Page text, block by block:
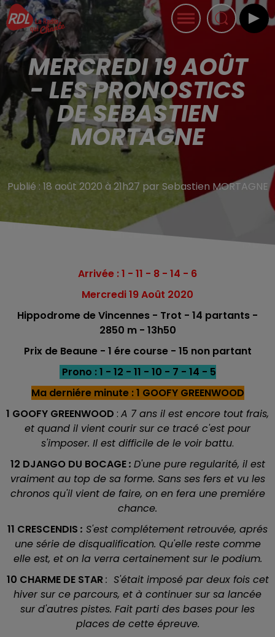
MERCREDI 19 AOÛT
- LES PRONOSTICS
DE SEBASTIEN
MORTAGNE
Publié : 18 août 2020 à 21h27 par Sebastien MORTAGNE
Arrivée : 1 - 11 - 8 - 14 - 6
Mercredi 19 Août 2020
Hippodrome de Vincennes - Trot - 14 partants -
2850 m - 13h50
Prix de Beaune - 1 ére course - 15 non partant
Prono : 1 - 12 - 11 - 10 - 7 - 14 - 5
Ma derniére minute : 1 GOOFY GREENWOOD
1 GOOFY GREENWOOD : A 7 ans il est encore tout frais,
et quand il vient courir sur ce tracé c'est pour
s'imposer. Il est difficile de le voir battu.
12 DJANGO DU BOCAGE: D'une pure regularité, il est
vraiment au top de sa forme. Sans ses fers et vu les
chronos qu'il vient de faire, on en fera une premiére
chance.
11 CRESCENDIS : S'est complétement retrouvée, aprés
une série de disqualification. Qu'elle reste comme
elle est, et on la verra certainement sur le podium.
10 CHARME DE STAR: S'était imposé par deux fois cet
hiver sur ce parcours, et à continuer sur sa lancée
sur d'autres pistes. Fait parti des bases pour les
places de cette épreuve.